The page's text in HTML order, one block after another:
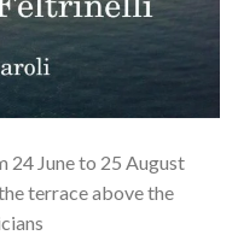
24 June to 25 August
terrace above the